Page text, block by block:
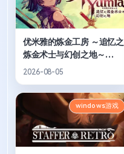
优米雅的炼金工房 ～追忆之
炼金术士与幻创之地～
v1.70
2026-08-05
windows游戏